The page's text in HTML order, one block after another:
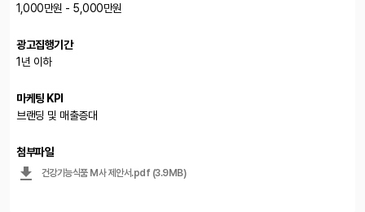
1,000만원 - 5,000만원
광고집행기간
1년 이하
마케팅 KPI
브랜딩 및 매출증대
첨부파일
건강기능식품 M사 제안서.pdf (3.9MB)